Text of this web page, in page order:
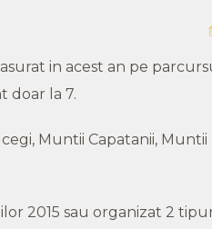
in acest an pe
doar la 7.
Muntii Capatanii, Muntii
2015 sau organizat 2